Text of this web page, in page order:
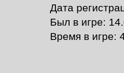
Дата
Был в игре:
Время в игре: